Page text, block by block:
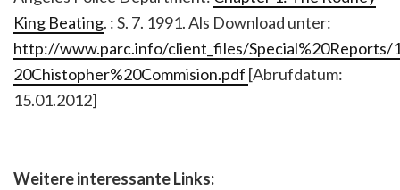
King Beating. : S. 7. 1991. Als Download unter:
http://www.parc.info/client_files/Special%20Reports/
20Chistopher%20Commision.pdf [Abrufdatum:
15.01.2012]
Weitere interessante Links: